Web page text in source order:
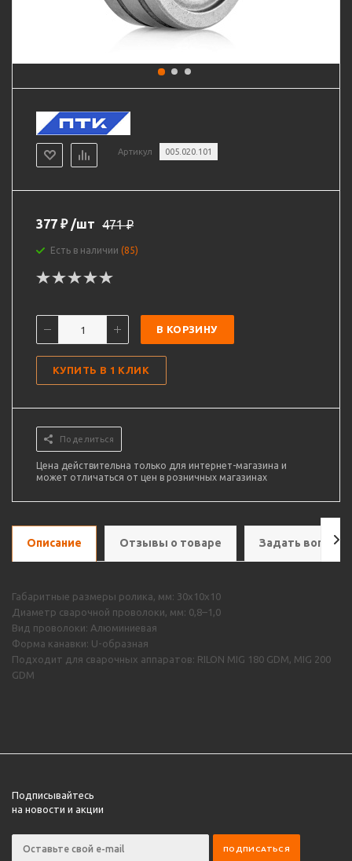
Артикул 005.020.101
377 ₽ /шт 471₽
Есть в наличии (85)
В КОРЗИНУ
КУПИТЬ В 1 КЛИК
Поделиться
Цена действительна только для интернет-магазина и
может отличаться от цен в розничных магазинах
Описание Отзывы о товаре Задать вопрос
Габаритные размеры ролика, мм: 30х10х10
Диаметр сварочной проволоки, мм: 0,8–1,0
Вид проволоки: Алюминиевая
Форма канавки: U-образная
Подходит для сварочных аппаратов: RILON MIG 180 GDM, MIG 200
GDM
Подписывайтесь
на новости и акции